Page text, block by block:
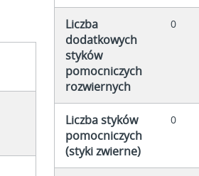
Liczba
dodatkowych
styków
pomocniczych
rozwiernych
0
Liczba styków
pomocniczych
(styki zwierne)
0